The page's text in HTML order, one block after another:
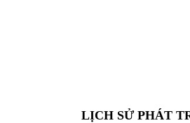
LỊCH SỬ PHÁT